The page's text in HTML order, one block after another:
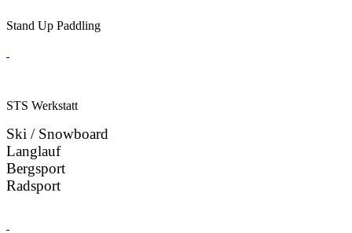
Stand Up Paddling
STS Werkstatt
Ski / Snowboard
Langlauf
Bergsport
Radsport